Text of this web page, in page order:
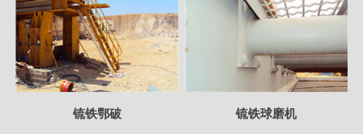
锍铁鄂破 锍铁球磨机